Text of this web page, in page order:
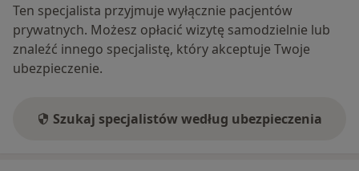
Ten specjalista przyjmuje wyłącznie pacjentów
prywatnych. Możesz opłacić wizytę samodzielnie lub
znaleźć innego specjalistę, który akceptuje Twoje
ubezpieczenie.
Szukaj specjalistów według ubezpieczenia